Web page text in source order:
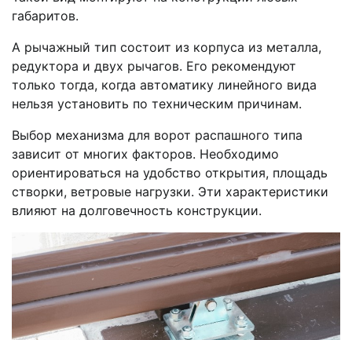
габаритов.
А рычажный тип состоит из корпуса из металла,
редуктора и двух рычагов. Его рекомендуют
только тогда, когда автоматику линейного вида
нельзя установить по техническим причинам.
Выбор механизма для ворот распашного типа
зависит от многих факторов. Необходимо
ориентироваться на удобство открытия, площадь
створки, ветровые нагрузки. Эти характеристики
влияют на долговечность конструкции.